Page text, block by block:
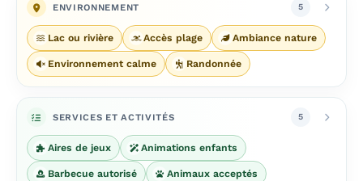
ENVIRONNEMENT 5
Lac ou rivière Accès plage Ambiance nature
Environnement calme Randonnée
SERVICES ET ACTIVITÉS 5
Aires de jeux Animations enfants
Barbecue autorisé Animaux acceptés